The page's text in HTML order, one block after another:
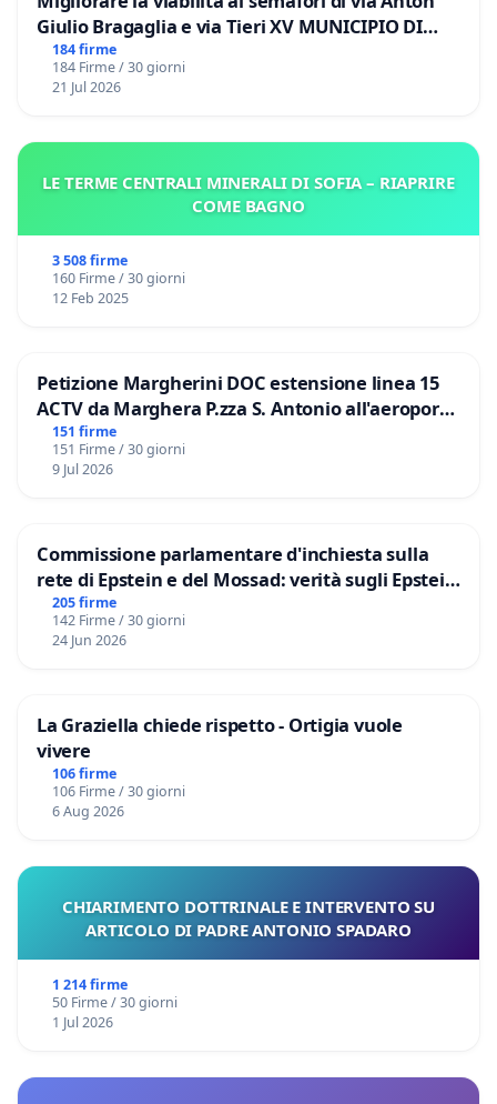
Giulio Bragaglia e via Tieri XV MUNICIPIO DI
ROMA
184 firme
184 Firme / 30 giorni
21 Jul 2026
LE TERME CENTRALI MINERALI DI SOFIA – RIAPRIRE
COME BAGNO
3 508 firme
160 Firme / 30 giorni
12 Feb 2025
Petizione Margherini DOC estensione linea 15
ACTV da Marghera P.zza S. Antonio all'aeroporto
Marco Polo tariffa a € 1,50
151 firme
151 Firme / 30 giorni
9 Jul 2026
Commissione parlamentare d'inchiesta sulla
rete di Epstein e del Mossad: verità sugli Epstein
Files
205 firme
142 Firme / 30 giorni
24 Jun 2026
La Graziella chiede rispetto - Ortigia vuole
vivere
106 firme
106 Firme / 30 giorni
6 Aug 2026
CHIARIMENTO DOTTRINALE E INTERVENTO SU
ARTICOLO DI PADRE ANTONIO SPADARO
1 214 firme
50 Firme / 30 giorni
1 Jul 2026